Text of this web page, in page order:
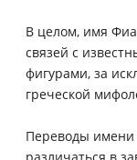
В целом, имя
связей с
фигурами, за
греческой
Переводы имени